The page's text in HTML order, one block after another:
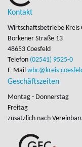
Kontakt
Wirtschaftsbetriebe Kreis
Borkener Straße 13
48653 Coesfeld
Telefon (02541) 9525-0
E-Mail wbc@kreis-
Geschäftszeiten
Montag - Donnerstag
Freitag
zusätzlich nach